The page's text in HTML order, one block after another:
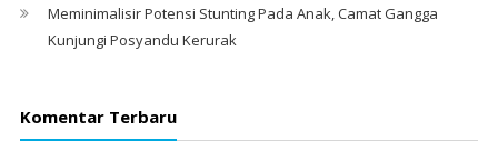
Meminimalisir Potensi Stunting Pada Anak, Camat Gangga
Kunjungi Posyandu Kerurak
Komentar Terbaru